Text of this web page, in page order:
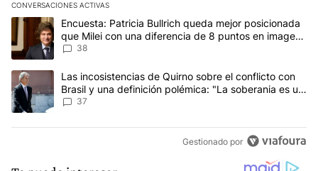
CONVERSACIONES ACTIVAS
Este listado muestra los artículos con más comentarios en los
Un artículo de tendencia con el título "Encuesta: Patricia
Encuesta: Patricia Bullrich queda mejor posicionada
que Milei con una diferencia de 8 puntos en imagen
negativa
38
Un artículo de tendencia con el título "Las incosistencias de
Las incosistencias de Quirno sobre el conflicto con
Brasil y una definición polémica: "La soberania es un
concepto antiguo"
37
Gestionado por